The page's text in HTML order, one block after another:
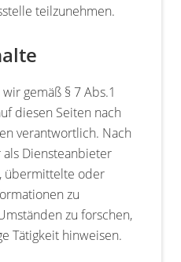
teilzunehmen.
gemäß § 7 Abs.1
diesen Seiten nach
verantwortlich. Nach
als Diensteanbieter
übermittelte oder
zu
zu forschen,
Tätigkeit hinweisen.